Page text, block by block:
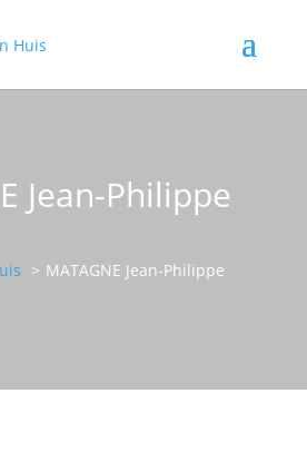
Jean-Philippe
MATAGNE Jean-Philippe